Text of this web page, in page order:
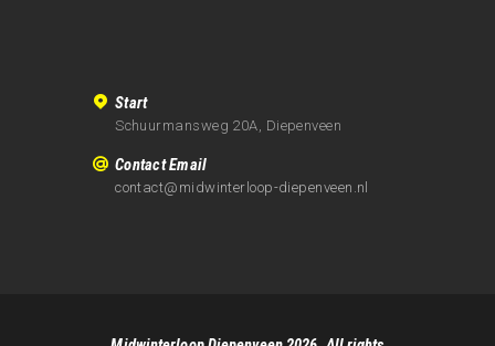
Start
Schuurmansweg 20A, Diepenveen
Contact Email
contact@midwinterloop-diepenveen.nl